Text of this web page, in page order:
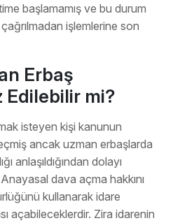
başlamamış ve bu durum
işlemlerine son
Erbaş
Edilebilir mi?
isteyen kişi kanunun
ancak uzman erbaşlarda
anlaşıldığından dolayı
dava açma hakkını
kullanarak idare
açabileceklerdir. Zira idarenin